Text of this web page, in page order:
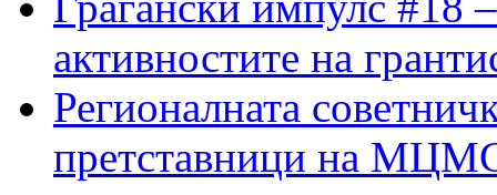
активностите на
Регионалната
претставници на МЦМС